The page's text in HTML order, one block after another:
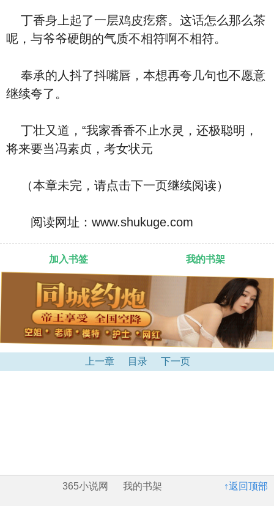
丁香身上起了一层鸡皮疙瘩。这话怎么那么茶
呢，与爷爷硬朗的气质不相符啊不相符。
奉承的人抖了抖嘴唇，本想再夸几句也不愿意
继续夸了。
丁壮又道，“我家香香不止水灵，还极聪明，
将来要当冯素贞，考女状元
（本章未完，请点击下一页继续阅读）
阅读网址：www.shukuge.com
加入书签 我的书架
上一章 目录 下一页
↑返回顶部
365小说网 我的书架